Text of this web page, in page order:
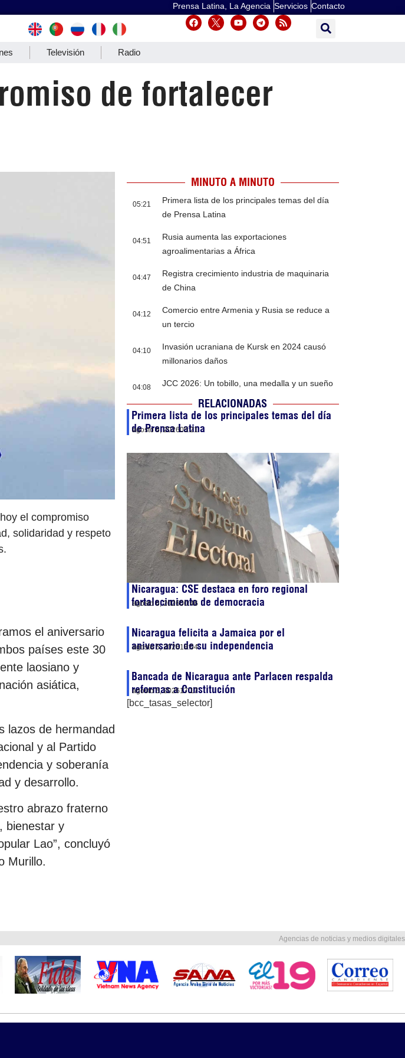
Prensa Latina, La Agencia Servicios Contacto
Televisión Radio
de fortalecer
el compromiso
solidaridad y respeto
el aniversario
países este 30
laosiano y
asiática,
lazos de hermandad
y al Partido
y soberanía
y desarrollo.
abrazo fraterno
bienestar y
Lao”, concluyó
Murillo.
MINUTO A MINUTO
05:21
Primera lista de los principales temas del día
de Prensa Latina
04:51
Rusia aumenta las exportaciones
agroalimentarias a África
04:47
Registra crecimiento industria de maquinaria
de China
04:12
Comercio entre Armenia y Rusia se reduce a
un tercio
04:10
Invasión ucraniana de Kursk en 2024 causó
millonarios daños
04:08 JCC 2026: Un tobillo, una medalla y un sueño
RELACIONADAS
Primera lista de los principales temas del día
de Prensa Latina
agosto 6, 202605:21
Nicaragua: CSE destaca en foro regional
fortalecimiento de democracia
agosto 6, 202600:46
Nicaragua felicita a Jamaica por el
aniversario de su independencia
agosto 5, 202618:04
Bancada de Nicaragua ante Parlacen respalda
reformas a Constitución
agosto 5, 202617:17
[bcc_tasas_selector]
Agencias de noticias y medios digitales